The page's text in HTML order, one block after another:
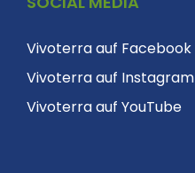
Vivoterra auf Facebook
Vivoterra auf Instagram
Vivoterra auf YouTube